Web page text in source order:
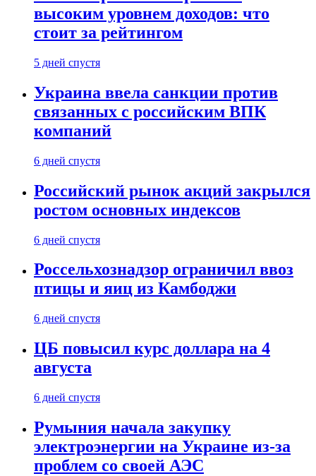
высоким уровнем доходов: что
стоит за рейтингом
5 дней спустя
Украина ввела санкции против
связанных с российским ВПК
компаний
6 дней спустя
Российский рынок акций закрылся
ростом основных индексов
6 дней спустя
Россельхознадзор ограничил ввоз
птицы и яиц из Камбоджи
6 дней спустя
ЦБ повысил курс доллара на 4
августа
6 дней спустя
Румыния начала закупку
электроэнергии на Украине из-за
проблем со своей АЭС